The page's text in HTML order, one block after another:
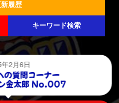
履歴
キーワード検索
2月6日
の質問コーナー
金太郎 No.007